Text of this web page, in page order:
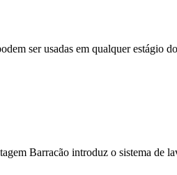
ser usadas em qualquer
Barracão introduz o sistema de